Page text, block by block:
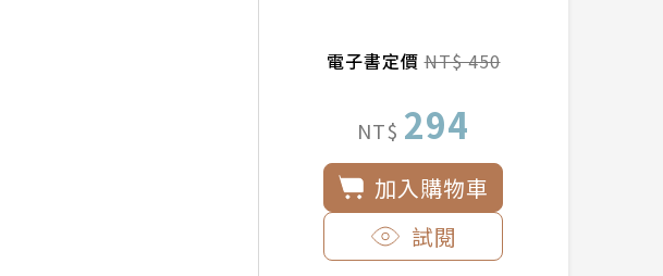
電子書定價NT$ 450
NT$ 294
加入購物車
試閱